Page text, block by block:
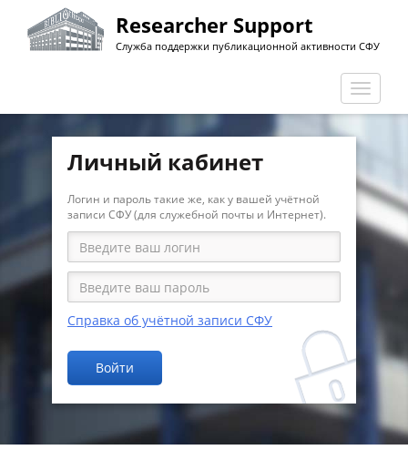
Перейти
основному
Researcher Support
Служба поддержки публикационной активности СФУ
Личный кабинет
Логин и пароль такие же, как у вашей учётной
записи СФУ (для служебной почты и Интернет).
Справка об учётной записи СФУ
Войти